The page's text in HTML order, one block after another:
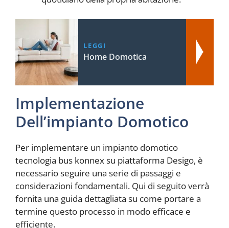
LEGGI
Home Domotica
Implementazione
Dell’impianto Domotico
Per implementare un impianto domotico
tecnologia bus konnex su piattaforma Desigo, è
necessario seguire una serie di passaggi e
considerazioni fondamentali. Qui di seguito verrà
fornita una guida dettagliata su come portare a
termine questo processo in modo efficace e
efficiente.